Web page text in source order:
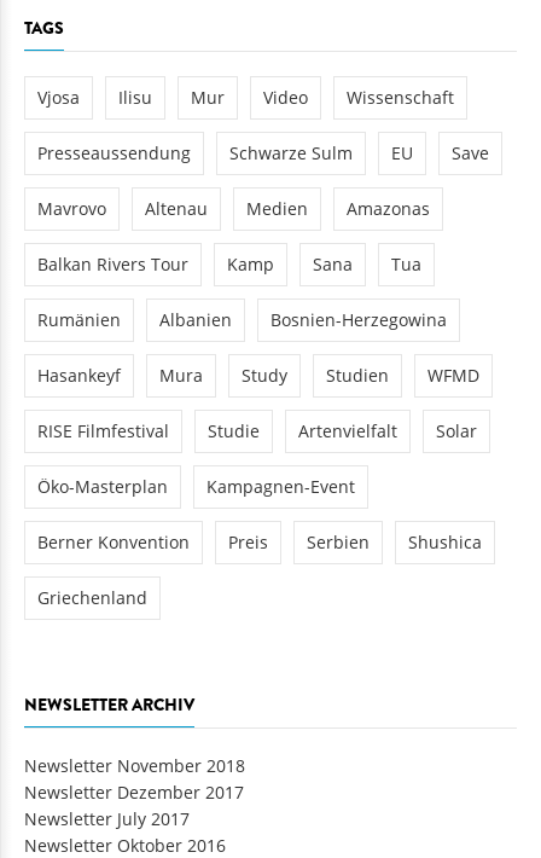
TAGS
Vjosa Ilisu Mur Video Wissenschaft
Presseaussendung Schwarze Sulm EU Save
Mavrovo Altenau Medien Amazonas
Balkan Rivers Tour Kamp Sana Tua
Rumänien Albanien Bosnien-Herzegowina
Hasankeyf Mura Study Studien WFMD
RISE Filmfestival Studie Artenvielfalt Solar
Öko-Masterplan Kampagnen-Event
Berner Konvention Preis Serbien Shushica
Griechenland
NEWSLETTER ARCHIV
Newsletter November 2018
Newsletter Dezember 2017
Newsletter July 2017
Newsletter Oktober 2016